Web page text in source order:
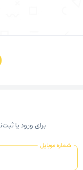
برای ورود یا
شماره موبایل